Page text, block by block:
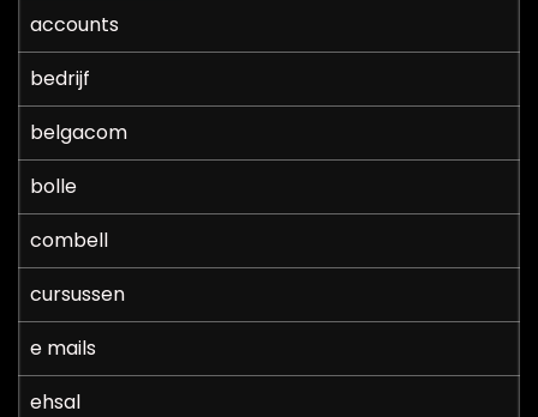
accounts
bedrijf
belgacom
bolle
combell
cursussen
e mails
ehsal